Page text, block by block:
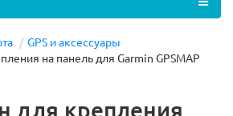
GPS и аксессуары
на панель для Garmin GPSMAP
для крепления